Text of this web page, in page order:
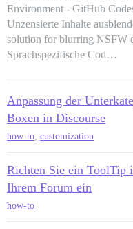
Environment - GitHub
Unzensierte Inhalte
solution for blurring NSFW
Sprachspezifische Cod…
Anpassung der
Boxen in Discourse
how-to, customization
Richten Sie ein ToolTip
Ihrem Forum ein
how-to